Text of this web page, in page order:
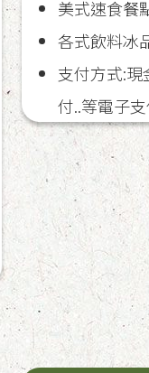
美式速食餐
各式飲料冰
支付方式:
付..等電子